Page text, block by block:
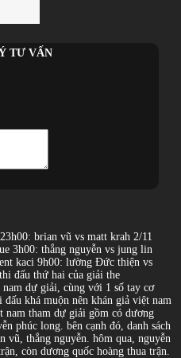
TƯ VẤN
brian vũ vs matt krah 2/11
3h00: thắng nguyễn vs jung lin
kaci 9h00: lường Đức thiện vs
đấu thứ hai của giải the
dự giải, cùng với 1 số tay cơ
khá muộn nên khán giả việt nam
nam tham dự giải gồm có dương
phúc long. bên cạnh đó, danh sách
vũ, thắng nguyễn. hôm qua, nguyễn
còn dương quốc hoàng thua trận.